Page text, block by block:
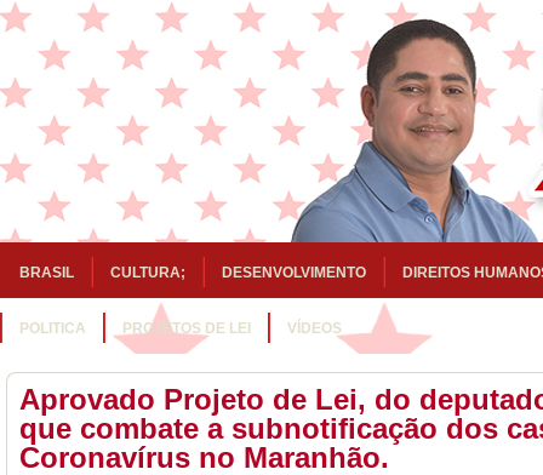
BRASIL CULTURA; DESENVOLVIMENTO DIREITOS
POLITICA PROJETOS DE LEI VÍDEOS
Aprovado Projeto de Lei, do
que combate a subnotificação dos
Coronavírus no Maranhão.